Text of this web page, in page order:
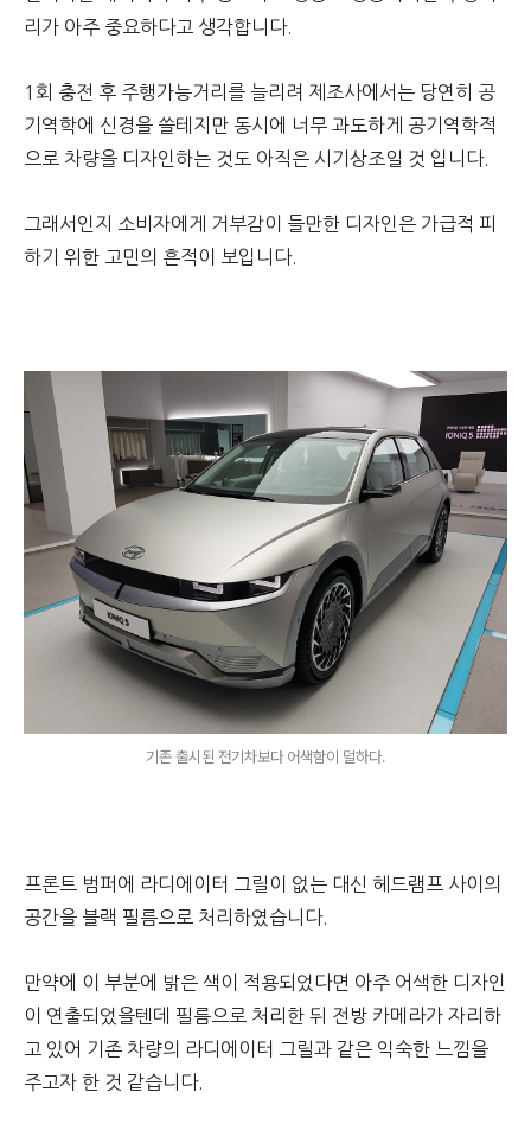
리가 아주 중요하다고 생각합니다.
1회 충전 후 주행가능거리를 늘리려 제조사에서는 당연히 공
기역학에 신경을 쓸테지만 동시에 너무 과도하게 공기역학적
으로 차량을 디자인하는 것도 아직은 시기상조일 것 입니다.
그래서인지 소비자에게 거부감이 들만한 디자인은 가급적 피
하기 위한 고민의 흔적이 보입니다.
기존 출시된 전기차보다 어색함이 덜하다.
프론트 범퍼에 라디에이터 그릴이 없는 대신 헤드램프 사이의
공간을 블랙 필름으로 처리하였습니다.
만약에 이 부분에 밝은 색이 적용되었다면 아주 어색한 디자인
이 연출되었을텐데 필름으로 처리한 뒤 전방 카메라가 자리하
고 있어 기존 차량의 라디에이터 그릴과 같은 익숙한 느낌을
주고자 한 것 같습니다.